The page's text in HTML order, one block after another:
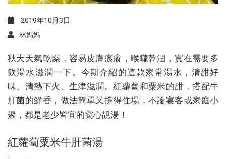
2019年10月3日
林媽媽
秋天天氣乾燥，容易皮膚痕癢，喉嚨乾涸，實在需要多
飲湯水滋潤一下。今期介紹的這款家常湯水，清甜好
味、清熱下火、生津滋潤。紅蘿蔔和粟米的甜，搭配牛
肝菌的鮮香，做法簡單又撐得住場，不論宴客或家庭小
聚，都是老少皆宜的窩心靚湯！
紅蘿蔔粟米牛肝菌湯